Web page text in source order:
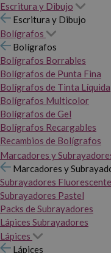
Escritura y Dibujo
Escritura y Dibujo
Bolígrafos
Bolígrafos
Bolígrafos Borrables
Bolígrafos de Punta Fina
Bolígrafos de Tinta Líquida
Bolígrafos Multicolor
Bolígrafos de Gel
Bolígrafos Recargables
Recambios de Bolígrafos
Marcadores y
Marcadores y
Subrayadores
Subrayadores Pastel
Packs de Subrayadores
Lápices Subrayadores
Lápices
Lápices